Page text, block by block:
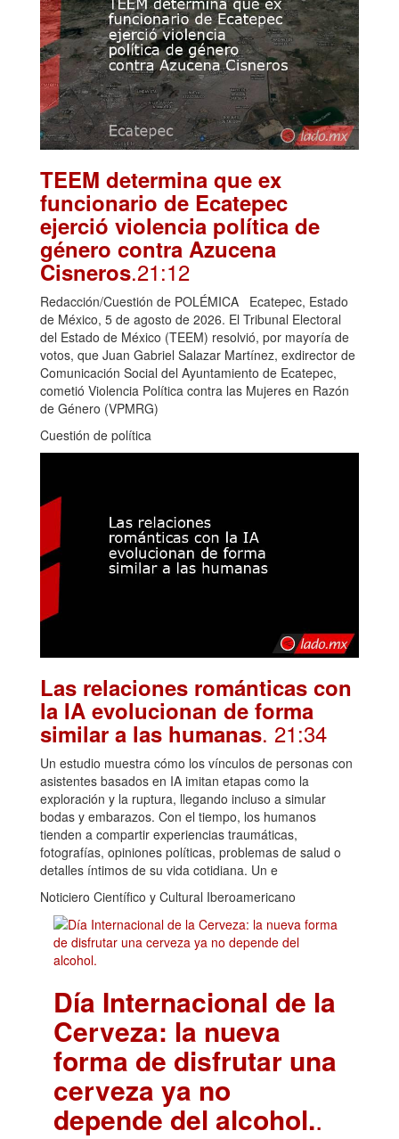
TEEM determina que ex
funcionario de Ecatepec
ejerció violencia política de
género contra Azucena
Cisneros.21:12
Redacción/Cuestión de POLÉMICA Ecatepec, Estado
de México, 5 de agosto de 2026. El Tribunal Electoral
del Estado de México (TEEM) resolvió, por mayoría de
votos, que Juan Gabriel Salazar Martínez, exdirector de
Comunicación Social del Ayuntamiento de Ecatepec,
cometió Violencia Política contra las Mujeres en Razón
de Género (VPMRG)
Cuestión de política
Las relaciones románticas con
la IA evolucionan de forma
similar a las humanas. 21:34
Un estudio muestra cómo los vínculos de personas con
asistentes basados en IA imitan etapas como la
exploración y la ruptura, llegando incluso a simular
bodas y embarazos. Con el tiempo, los humanos
tienden a compartir experiencias traumáticas,
fotografías, opiniones políticas, problemas de salud o
detalles íntimos de su vida cotidiana. Un e
Noticiero Científico y Cultural Iberoamericano
Día Internacional de la
Cerveza: la nueva
forma de disfrutar una
cerveza ya no
depende del alcohol..